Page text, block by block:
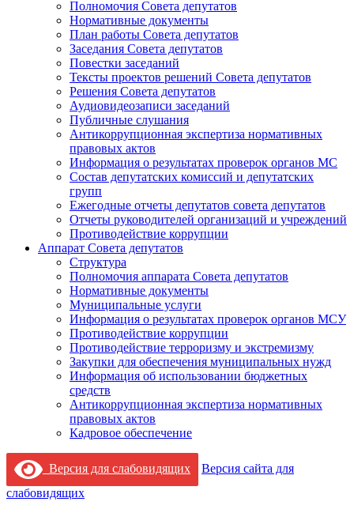
Полномочия Совета депутатов
Нормативные документы
План работы Совета депутатов
Заседания Cовета депутатов
Повестки заседаний
Тексты проектов решений Совета депутатов
Решения Совета депутатов
Аудиовидеозаписи заседаний
Публичные слушания
Антикоррупционная экспертиза нормативных
правовых актов
Информация о результатах проверок органов МС
Состав депутатских комиссий и депутатских
групп
Ежегодные отчеты депутатов совета депутатов
Отчеты руководителей организаций и учреждений
Противодействие коррупции
Аппарат Совета депутатов
Структура
Полномочия аппарата Совета депутатов
Нормативные документы
Муниципальные услуги
Информация о результатах проверок органов МСУ
Противодействие коррупции
Противодействие терроризму и экстремизму
Закупки для обеспечения муниципальных нужд
Информация об использовании бюджетных
средств
Антикоррупционная экспертиза нормативных
правовых актов
Кадровое обеспечение
Версия для слабовидящих
Версия сайта для
слабовидящих